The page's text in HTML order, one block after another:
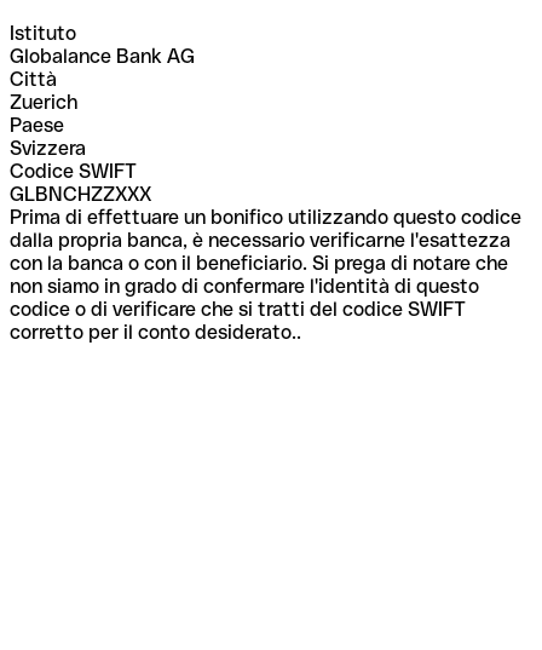
Istituto
Globalance Bank AG
Città
Zuerich
Paese
Svizzera
Codice SWIFT
GLBNCHZZXXX
Prima di effettuare un bonifico utilizzando questo codice
dalla propria banca, è necessario verificarne l'esattezza
con la banca o con il beneficiario. Si prega di notare che
non siamo in grado di confermare l'identità di questo
codice o di verificare che si tratti del codice SWIFT
corretto per il conto desiderato..